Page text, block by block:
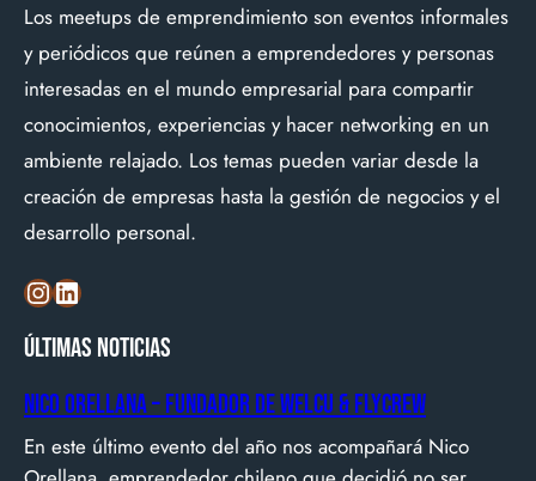
Los meetups de emprendimiento son eventos informales
y periódicos que reúnen a emprendedores y personas
interesadas en el mundo empresarial para compartir
conocimientos, experiencias y hacer networking en un
ambiente relajado. Los temas pueden variar desde la
creación de empresas hasta la gestión de negocios y el
desarrollo personal.
InstagramLinkedIn
Últimas noticias
Nico Orellana – Fundador de Welcu & Flycrew
En este último evento del año nos acompañará Nico